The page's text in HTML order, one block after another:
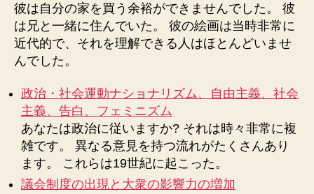
彼は自分の家を買う余裕ができませんでした。 彼
は兄と一緒に住んでいた。 彼の絵画は当時非常に
近代的で、それを理解できる人はほとんどいませ
んでした。
政治・社会運動ナショナリズム、自由主義、社会
主義、告白、フェミニズム
あなたは政治に従いますか? それは時々非常に複
雑です。 異なる意見を持つ流れがたくさんあり
ます。 これらは19世紀に起こった。
議会制度の出現と大衆の影響力の増加